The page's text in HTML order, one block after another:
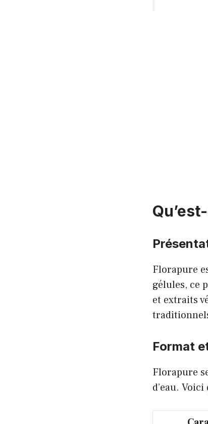
Florapure
gélules, ce
et extraits
Format
Florapure
d’eau.